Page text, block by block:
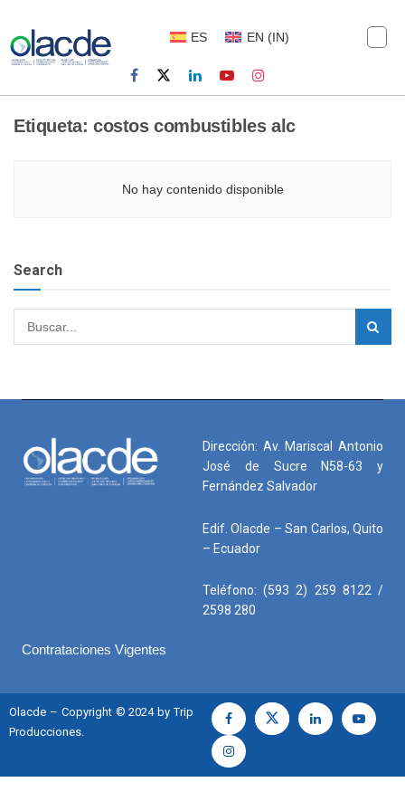
ES EN (IN)
Etiqueta: costos combustibles alc
No hay contenido disponible
Search
Dirección: Av. Mariscal Antonio
José de Sucre N58-63 y
Fernández Salvador
Edif. Olacde – San Carlos, Quito
– Ecuador
Teléfono: (593 2) 259 8122 /
2598 280
Contrataciones Vigentes
Olacde – Copyright © 2024 by Trip
Producciones.